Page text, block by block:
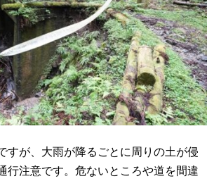
すが、大雨が降るごとに周りの土が侵
行注意です。危ないところや道を間違